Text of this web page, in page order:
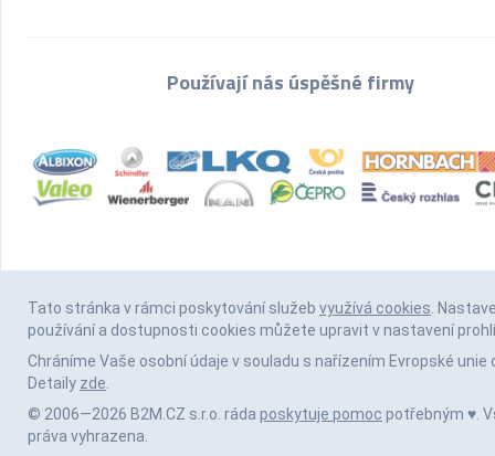
Používají nás úspěšné firmy
Tato stránka v rámci poskytování služeb využívá cookies.
používání a dostupnosti cookies můžete upravit v nastavení
Chráníme Vaše osobní údaje v souladu s nařízením Evropské unie
Detaily zde.
© 2006—2026 B2M.CZ s.r.o. ráda poskytuje pomoc potřebným ♥️.
práva vyhrazena.